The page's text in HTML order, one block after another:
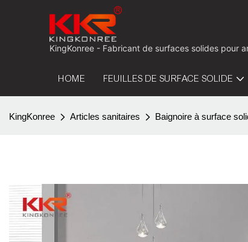
KingKonree - Fabricant de surfaces solides pour
HOME FEUILLES DE SURFACE SOLIDE
KingKonree Articles sanitaires Baignoire à surface